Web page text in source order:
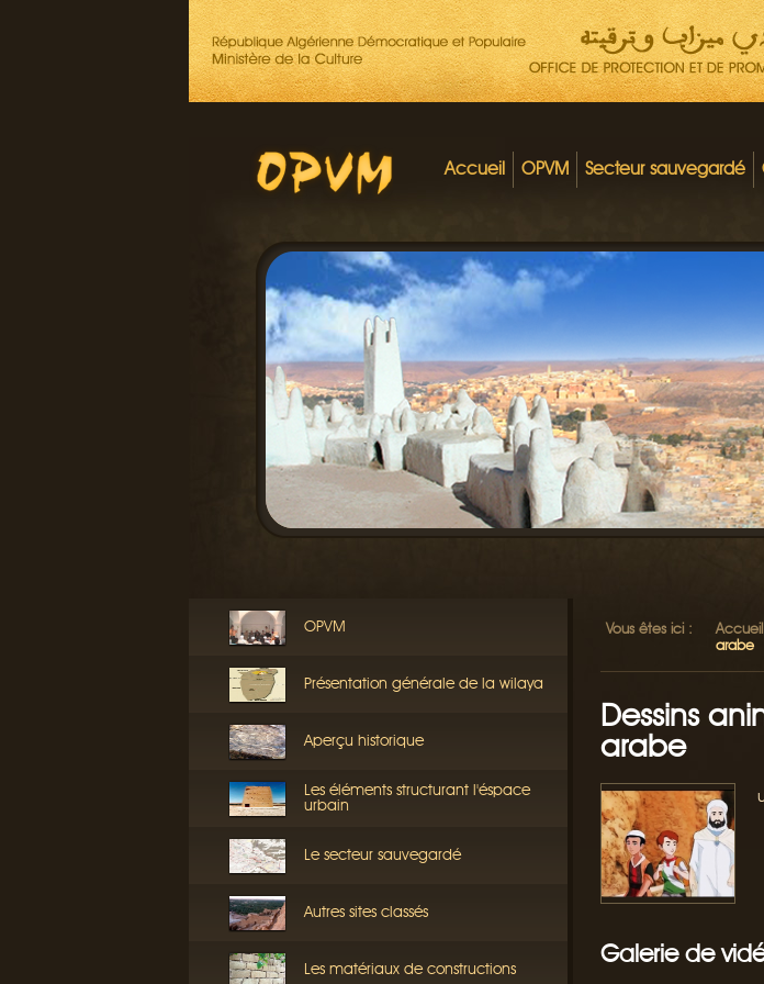
Accueil OPVM Secteur sauvegardé
OPVM
Présentation générale de la wilaya
Aperçu historique
Les éléments structurant l'éspace
urbain
Le secteur sauvegardé
Autres sites classés
Les matériaux de constructions
Vous êtes ici : Accueil
arabe
Dessins
arabe
Galerie de